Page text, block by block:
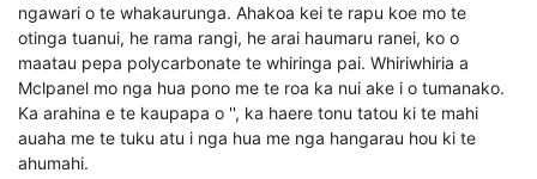
ngawari o te whakaurunga. Ahakoa kei te rapu koe mo te
otinga tuanui, he rama rangi, he arai haumaru ranei, ko o
maatau pepa polycarbonate te whiringa pai. Whiriwhiria a
Mclpanel mo nga hua pono me te roa ka nui ake i o tumanako.
Ka arahina e te kaupapa o '', ka haere tonu tatou ki te mahi
auaha me te tuku atu i nga hua me nga hangarau hou ki te
ahumahi.